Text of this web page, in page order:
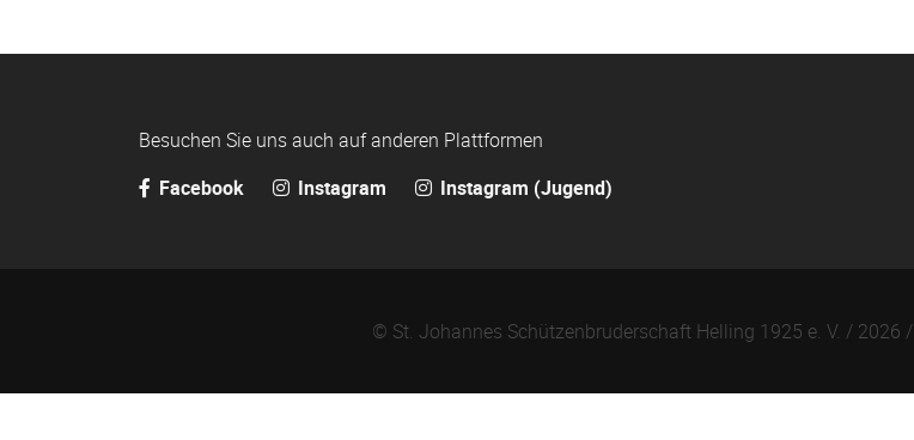
Besuchen Sie uns auch auf anderen Plattformen
Facebook
Instagram Instagram (Jugend)
© St. Johannes Schützenbruderschaft Helling 1925 e. V. / 2026 /